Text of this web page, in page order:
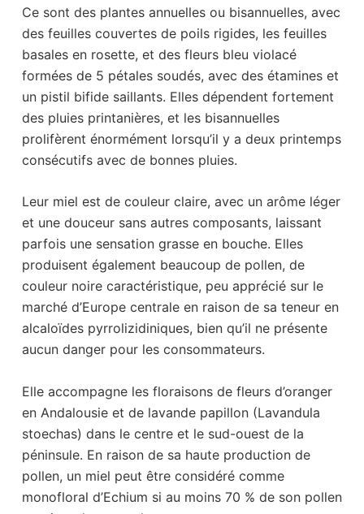
Ce sont des plantes annuelles ou bisannuelles, avec
des feuilles couvertes de poils rigides, les feuilles
basales en rosette, et des fleurs bleu violacé
formées de 5 pétales soudés, avec des étamines et
un pistil bifide saillants. Elles dépendent fortement
des pluies printanières, et les bisannuelles
prolifèrent énormément lorsqu’il y a deux printemps
consécutifs avec de bonnes pluies.
Leur miel est de couleur claire, avec un arôme léger
et une douceur sans autres composants, laissant
parfois une sensation grasse en bouche. Elles
produisent également beaucoup de pollen, de
couleur noire caractéristique, peu apprécié sur le
marché d’Europe centrale en raison de sa teneur en
alcaloïdes pyrrolizidiniques, bien qu’il ne présente
aucun danger pour les consommateurs.
Elle accompagne les floraisons de fleurs d’oranger
en Andalousie et de lavande papillon (Lavandula
stoechas) dans le centre et le sud-ouest de la
péninsule. En raison de sa haute production de
pollen, un miel peut être considéré comme
monofloral d’Echium si au moins 70 % de son pollen